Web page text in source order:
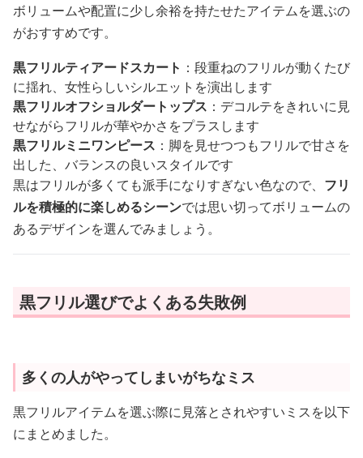
ボリュームや配置に少し余裕を持たせたアイテムを選ぶの
がおすすめです。
黒フリルティアードスカート ：段重ねのフリルが動くたび
に揺れ、女性らしいシルエットを演出します
黒フリルオフショルダートップス ：デコルテをきれいに見
せながらフリルが華やかさをプラスします
黒フリルミニワンピース ：脚を見せつつもフリルで甘さを
出した、バランスの良いスタイルです
黒はフリルが多くても派手になりすぎない色なので、 フリ
ルを積極的に楽しめるシーンでは思い切ってボリュームの
あるデザインを選んでみましょう。
黒フリル選びでよくある失敗例
多くの人がやってしまいがちなミス
黒フリルアイテムを選ぶ際に見落とされやすいミスを以下
にまとめました。